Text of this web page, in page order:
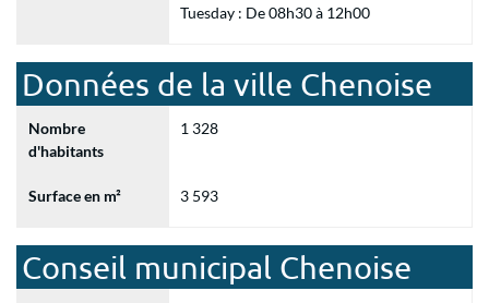
Tuesday : De 08h30 à 12h00
Données de la ville Chenoise
Nombre
d'habitants
1 328
Surface en m² 3 593
Conseil municipal Chenoise